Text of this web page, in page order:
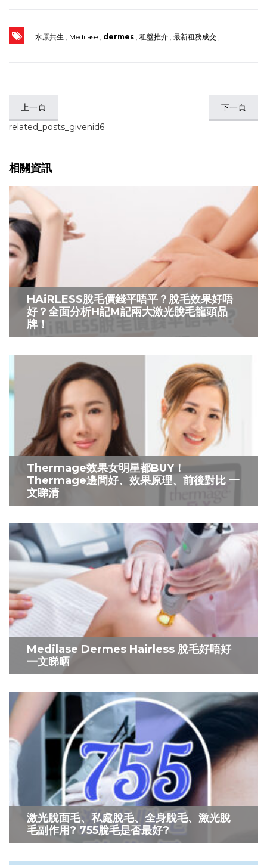
水原共生 Medilase dermes 租盤推介 最新租務成交
上一頁
下一頁
related_posts_givenid6
相關資訊
HAiRLESS脫毛價錢平唔平？脫毛效果好唔
好？全面分析H記M記兩大激光脫毛龍頭品
牌！
Thermage效果女明星都BUY！
Thermage邊間好、效果原理、前後對比 一
文睇清
Medilase Dermes Hairless 脫毛好唔好
一文睇晒
激光脫面毛、私處脫毛、全身脫毛、激光脫
毛副作用? 755脫毛是否最好?